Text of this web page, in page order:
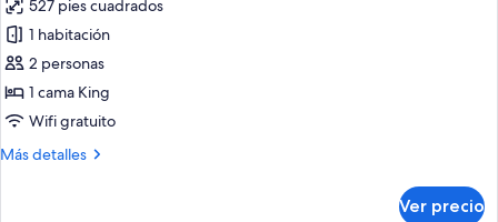
Beach
by
the
Road)
(Garden
Wing
Separated
from
the
Beach
the
fotos
de
Beach
Cabana,
Beach
vista
527 pies cuadrados
1 habitación
2 personas
1 cama King
Wifi gratuito
Más detalles
Más
Ver precio